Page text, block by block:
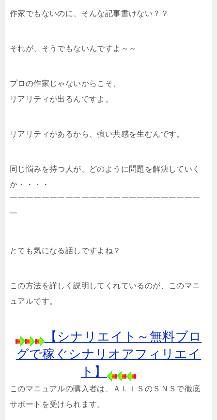
作家でもないのに、そんな記事書けない？？
それが、そうでもないんですよ～～
プロの作家じゃないからこそ、
リアリティが出るんですよ。
リアリティがあるから、強い共感を生むんです。
同じ悩みを持つ人が、どのように問題を解決していく
か・・・・
￣￣￣￣￣￣￣￣￣￣￣￣￣￣￣￣￣￣￣￣￣￣￣￣
￣
とても気になる話しですよね？
この方法を詳しく説明してくれているのが、このマニ
ュアルです。
【シナリエイト～無料ブロ
グで稼ぐシナリオアフィリエイ
ト】
このマニュアルの購入者は、ＡＬｉＳのＳＮＳで徹底
サポートを受けられます。